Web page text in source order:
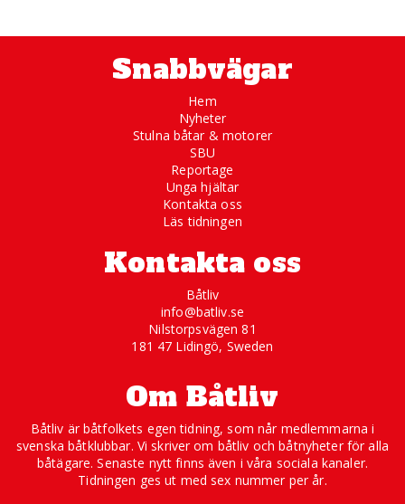
Snabbvägar
Hem
Nyheter
Stulna båtar & motorer
SBU
Reportage
Unga hjältar
Kontakta oss
Läs tidningen
Kontakta oss
Båtliv
info@batliv.se
Nilstorpsvägen 81
181 47 Lidingö, Sweden
Om Båtliv
Båtliv är båtfolkets egen tidning, som når medlemmarna i
svenska båtklubbar. Vi skriver om båtliv och båtnyheter för alla
båtägare. Senaste nytt finns även i våra sociala kanaler.
Tidningen ges ut med sex nummer per år.